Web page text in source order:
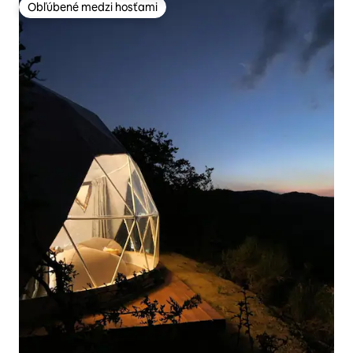
Obľúbené medzi hosťami
Obľúbené medzi hosťami